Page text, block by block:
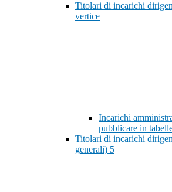
Titolari di incarichi
vertice
Incarichi
pubblicare in
Titolari di incarichi
generali) 5